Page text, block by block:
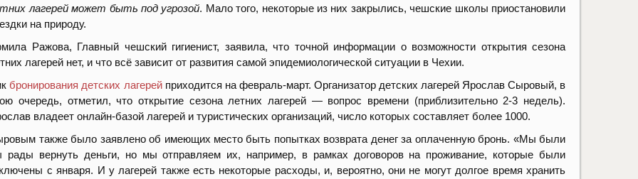
лагерей может быть под угрозой. Мало того, некоторые из них закрылись, чешские школы приостановили
на природу.
Ражова, Главный чешский гигиенист, заявила, что точной информации о возможности открытия сезона
лагерей нет, и что всё зависит от развития самой эпидемиологической ситуации в Чехии.
бронирования детских лагерейприходится на февраль-март. Организатор детских лагерей Ярослав Сыровый, в
очередь, отметил, что открытие сезона летних лагерей — вопрос времени (приблизительно 2-3 недель).
владеет онлайн-базой лагерей и туристических организаций, число которых составляет более 1000.
также было заявлено об имеющих место быть попытках возврата денег за оплаченную бронь. «Мы были
рады вернуть деньги, но мы отправляем их, например, в рамках договоров на проживание, которые были
с января. И у лагерей также есть некоторые расходы, и, вероятно, они не могут долгое время хранить